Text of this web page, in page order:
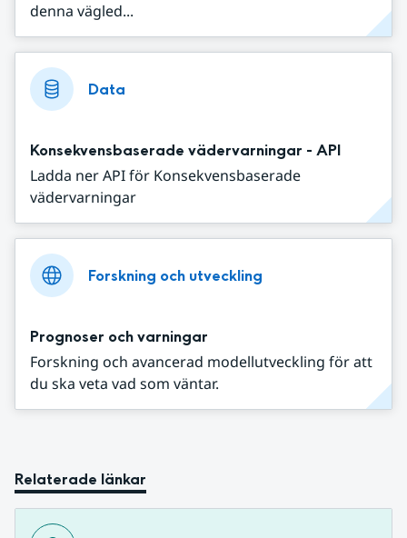
denna vägled...
Data
Konsekvensbaserade vädervarningar - API
Ladda ner API för Konsekvensbaserade
vädervarningar
Forskning och utveckling
Prognoser och varningar
Forskning och avancerad modellutveckling för att
du ska veta vad som väntar.
Relaterade länkar